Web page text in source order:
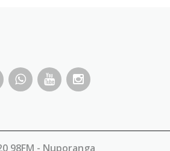
98FM - Nuporanga